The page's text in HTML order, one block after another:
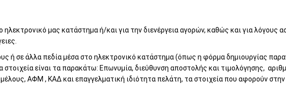
μας κατάστημα ή/και για την διενέργεια αγορών, καθώς και για λόγους
ή σε άλλα πεδία μέσα στο ηλεκτρονικό κατάστημα (όπως η φόρμα δημιουργίας
είναι τα παρακάτω: Επωνυμία, διεύθυνση αποστολής και τιμολόγησης,
ΑΦΜ , ΚΑΔ και επαγγελματική ιδιότητα πελάτη, τα στοιχεία που αφορούν